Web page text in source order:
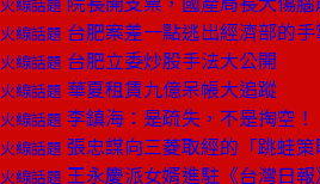
火線話題 台肥案差一點逃出經濟部的
火線話題 台肥立委炒股手法大公開
火線話題 華夏租賃九億呆帳大追蹤
火線話題 李鎮海：是疏失，不是掏空！
火線話題 張忠謀向三菱取經的「跳蛙策
火線話題 王永慶派女婿進駐《台灣日報